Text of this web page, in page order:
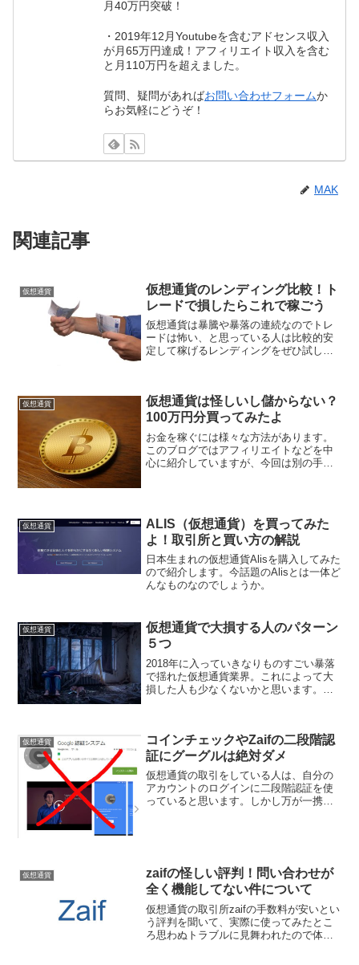
月40万円突破！
・2019年12月Youtubeを含むアドセンス収入
が月65万円達成！アフィリエイト収入を含む
と月110万円を超えました。
質問、疑問があればお問い合わせフォームか
らお気軽にどうぞ！
MAK
関連記事
仮想通貨
仮想通貨のレンディング比較！ト
レードで損したらこれで稼ごう
仮想通貨は暴騰や暴落の連続なのでトレ
ードは怖い、と思っている人は比較的安
定して稼げるレンディングをぜひ試して
仮想通貨
仮想通貨は怪しいし儲からない？
100万円分買ってみたよ
お金を稼ぐには様々な方法があります。
このブログではアフィリエイトなどを中
心に紹介していますが、今回は別の手段
仮想通貨
ALIS（仮想通貨）を買ってみた
よ！取引所と買い方の解説
日本生まれの仮想通貨Alisを購入してみた
ので紹介します。今話題のAlisとは一体ど
んなものなのでしょうか。
仮想通貨
仮想通貨で大損する人のパターン
５つ
2018年に入っていきなりものすごい暴落
で揺れた仮想通貨業界。これによって大
損した人も少なくないかと思います。暴
みました。あなたはど...
仮想通貨
コインチェックやZaifの二段階認
証にグーグルは絶対ダメ
仮想通貨の取引をしている人は、自分の
アカウントのログインに二段階認証を使
っていると思います。しかし万が一携帯
仮想通貨
zaifの怪しい評判！問い合わせが
全く機能してない件について
仮想通貨の取引所zaifの手数料が安いとい
う評判を聞いて、実際に使ってみたとこ
ろ思わぬトラブルに見舞われたので体験